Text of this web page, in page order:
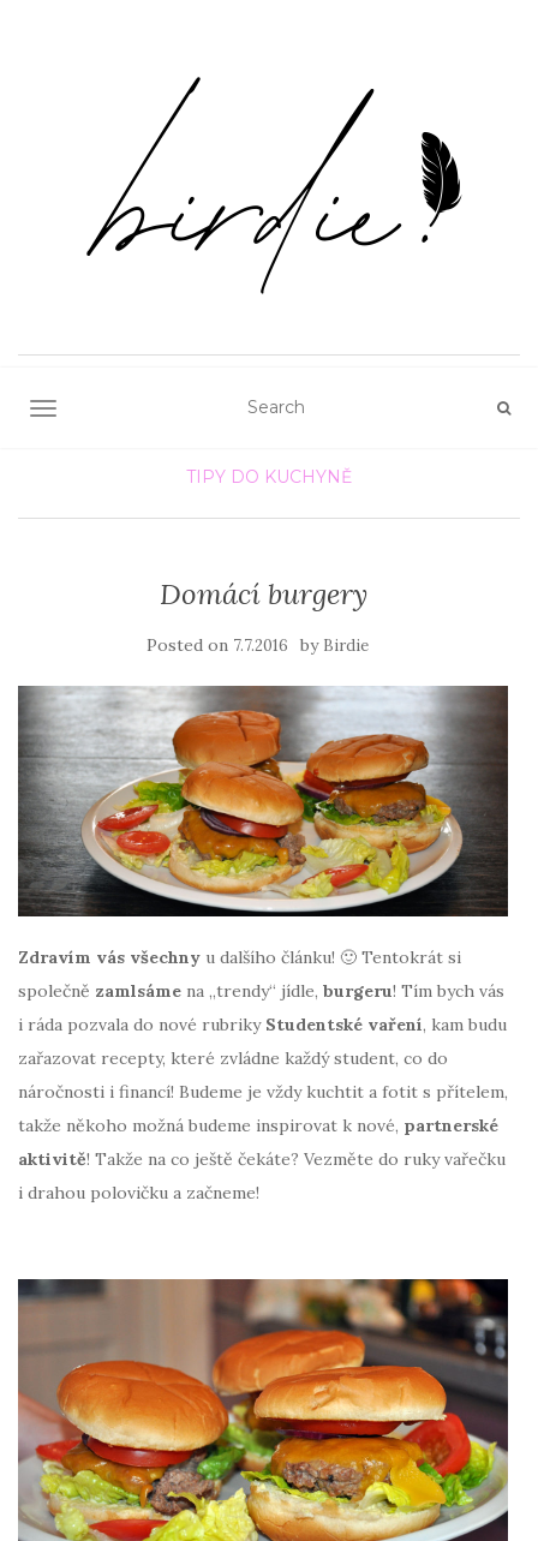
TOGGLE NAVIGATION
TIPY DO KUCHYNĚ
Domácí burgery
Posted on 7.7.2016 by Birdie
Zdravím vás všechny u dalšího článku! 🙂 Tentokrát si
společně zamlsáme na „trendy“ jídle, burgeru! Tím bych vás
i ráda pozvala do nové rubriky Studentské vaření, kam budu
zařazovat recepty, které zvládne každý student, co do
náročnosti i financí! Budeme je vždy kuchtit a fotit s přítelem,
takže někoho možná budeme inspirovat k nové, partnerské
aktivitě! Takže na co ještě čekáte? Vezměte do ruky vařečku
i drahou polovičku a začneme!